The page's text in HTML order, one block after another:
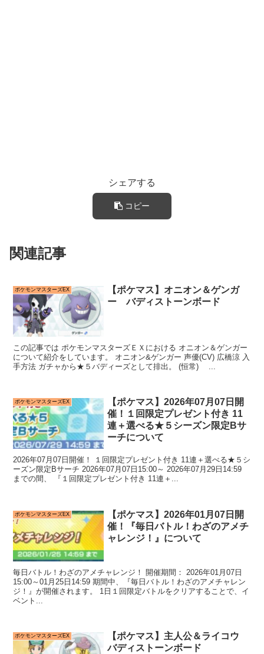
シェアする
コピー
関連記事
ポケモンマスターズEX
【ポケマス】オニオン＆ゲンガ
ー バディストーンボード
この記事では ポケモンマスターズＥＸにおける オニオン＆ゲンガー
について紹介をしています。 オニオン&ゲンガー 声優(CV) 広橋涼 入
手方法 ガチャから★５バディーズとして排出。 (恒常) ...
ポケモンマスターズEX
【ポケマス】2026年07月07日開
催！１回限定プレゼント付き 11
連＋選べる★５シーズン限定Bサ
ーチについて
2026年07月07日開催！ １回限定プレゼント付き 11連＋選べる★５シ
ーズン限定Bサーチ 2026年07月07日15:00～ 2026年07月29日14:59
までの間、 『１回限定プレゼント付き 11連＋...
ポケモンマスターズEX
【ポケマス】2026年01月07日開
催！『毎日バトル！わざのアメチ
ャレンジ！』について
毎日バトル！わざのアメチャレンジ！ 開催期間： 2026年01月07日
15:00～01月25日14:59 期間中、『毎日バトル！わざのアメチャレン
ジ！』が開催されます。 1日１回限定バトルをクリアすることで、イ
ベント...
ポケモンマスターズEX
【ポケマス】主人公＆ライコウ
バディストーンボード